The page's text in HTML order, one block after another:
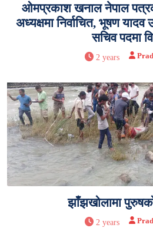
ओमप्रकाश खनाल नेपाल
अध्यक्षमा निर्वाचित, भूषण यादव
सचिव पदमा
2 years
झाँझखोलामा
2 years